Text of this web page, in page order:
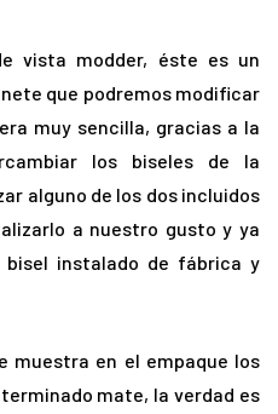
vista modder, éste es un
que podremos modificar
muy sencilla, gracias a la
los biseles de la
alguno de los dos incluidos
a nuestro gusto y ya
instalado de fábrica y
muestra en el empaque los
mate, la verdad es